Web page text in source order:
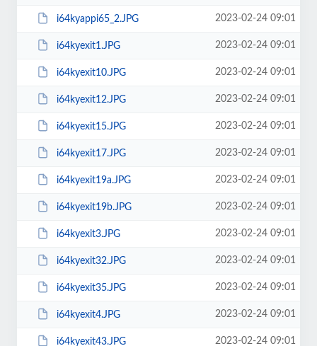
i64kyappi65_2.JPG 2023-02-24 09:01
i64kyexit1.JPG 2023-02-24 09:01
i64kyexit10.JPG 2023-02-24 09:01
i64kyexit12.JPG 2023-02-24 09:01
i64kyexit15.JPG 2023-02-24 09:01
i64kyexit17.JPG 2023-02-24 09:01
i64kyexit19a.JPG 2023-02-24 09:01
i64kyexit19b.JPG 2023-02-24 09:01
i64kyexit3.JPG 2023-02-24 09:01
i64kyexit32.JPG 2023-02-24 09:01
i64kyexit35.JPG 2023-02-24 09:01
i64kyexit4.JPG 2023-02-24 09:01
i64kyexit43.JPG 2023-02-24 09:01